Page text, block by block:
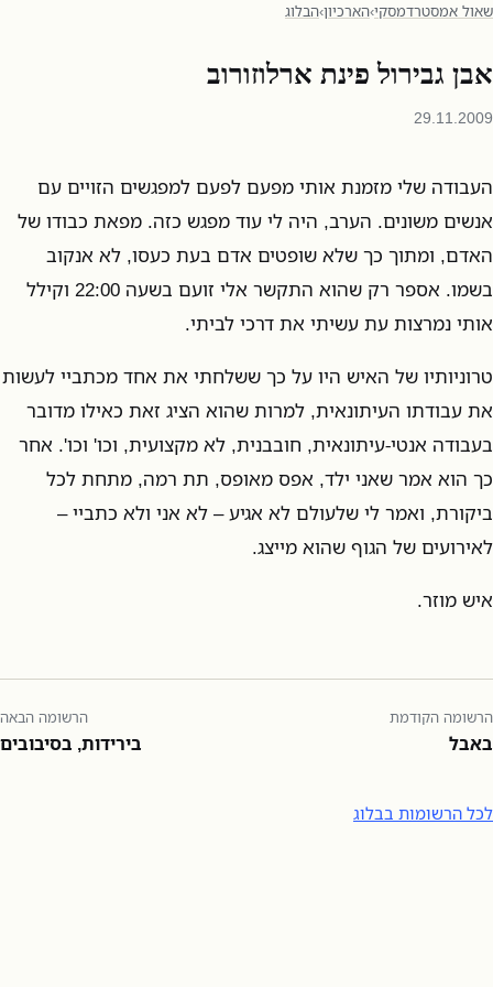
שאול אמסטרדמסקי›הארכיון›הבלוג
אבן גבירול פינת ארלוזורוב
29.11.2009
העבודה שלי מזמנת אותי מפעם לפעם למפגשים הזויים עם
אנשים משונים. הערב, היה לי עוד מפגש כזה. מפאת כבודו של
האדם, ומתוך כך שלא שופטים אדם בעת כעסו, לא אנקוב
בשמו. אספר רק שהוא התקשר אלי זועם בשעה 22:00 וקילל
אותי נמרצות עת עשיתי את דרכי לביתי.
טרוניותיו של האיש היו על כך ששלחתי את אחד מכתביי לעשות
את עבודתו העיתונאית, למרות שהוא הציג זאת כאילו מדובר
בעבודה אנטי-עיתונאית, חובבנית, לא מקצועית, וכו' וכו'. אחר
כך הוא אמר שאני ילד, אפס מאופס, תת רמה, מתחת לכל
ביקורת, ואמר לי שלעולם לא אגיע – לא אני ולא כתביי –
לאירועים של הגוף שהוא מייצג.
איש מוזר.
הרשומה הקודמת
באבל
הרשומה הבאה
בירידות, בסיבובים
לכל הרשומות בבלוג